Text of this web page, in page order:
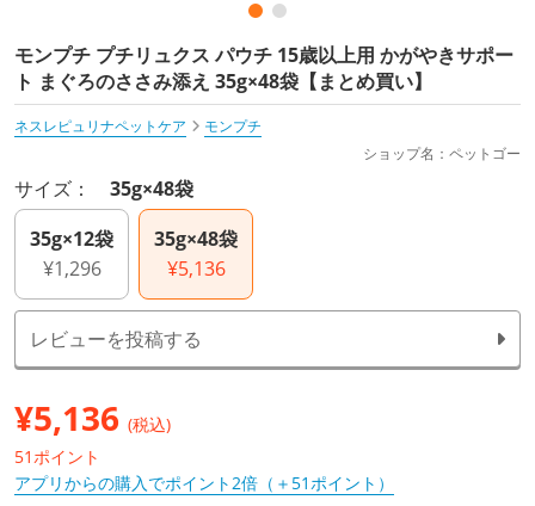
モンプチ プチリュクス パウチ 15歳以上用 かがやきサポー
ト まぐろのささみ添え 35g×48袋【まとめ買い】
ネスレピュリナペットケア
モンプチ
ショップ名：ペットゴー
サイズ： 35g×48袋
35g×12袋
¥1,296
35g×48袋
¥5,136
レビューを投稿する
¥5,136 (税込)
51ポイント
アプリからの購入でポイント2倍（＋51ポイント）